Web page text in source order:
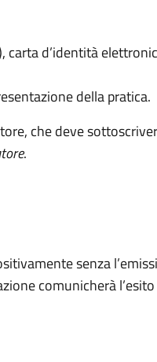
d’identità
della pratica.
che deve
.
senza
comunicherà